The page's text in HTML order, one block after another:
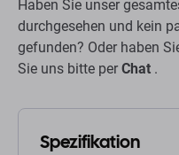
Haben Sie unser
durchgesehen und kein
gefunden? Oder haben
Sie uns bitte per Chat .
Spezifikation